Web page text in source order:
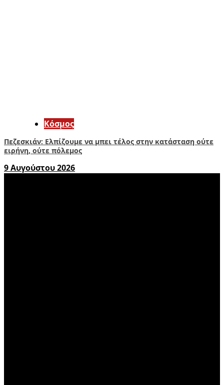
Κόσμος
Πεζεσκιάν: Ελπίζουμε να μπει τέλος στην κατάσταση ούτε
ειρήνη, ούτε πόλεμος
9 Αυγούστου 2026